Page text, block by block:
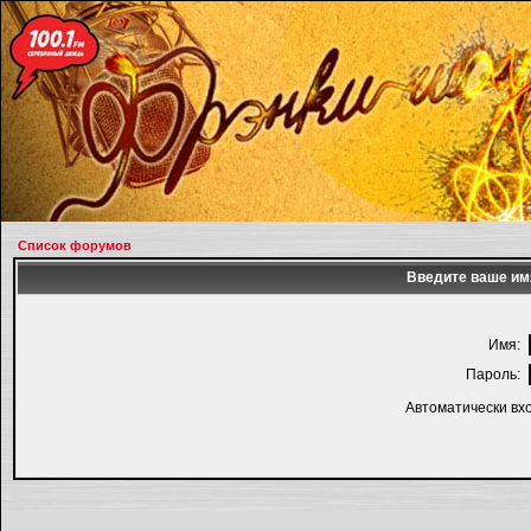
Список форумов
Введите ваше
Имя:
Пароль:
Автоматически